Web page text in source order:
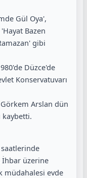
Gül Oya',
Bazen
gibi
Düzce'de
Konservatuvarı
Arslan dün
kaybetti.
İhbar üzerine
müdahalesi evde